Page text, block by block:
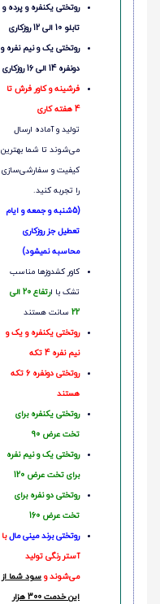
روتختی یکنفره و پرده و
تابلو 10 الی 12 روزکاری
روتختی یک و نیم نفره و
دونفره 14 الی 16 روزکاری
فرشینه و کاور فرش تا
4 هفته کاری
تولید و آماده ارسال
می‌شوند تا شما بهترین
کیفیت و سفارشی‌سازی
را تجربه کنید.
(5شنبه و جمعه و ایام
تعطیل جز روزکاری
محاسبه نمیشود)
کاور کشدوزها مناسب
تشک با ا
رتفاع 20 الی
22 سانت هستند
روتختی یکنفره و یک و
نیم نفره 4 تکه
روتختی دونفره 6 تکه
هستند
روتختی یکنفره برای
تخت عرض 90
روتختی یک و نیم نفره
برای تخت عرض 120
روتختی دو نفره برای
تخت عرض 160
روتختی‌ برند مینی مالبا
آستر رنگی تولید
می‌شوند و سود شما از
این خدمت 300 هزار